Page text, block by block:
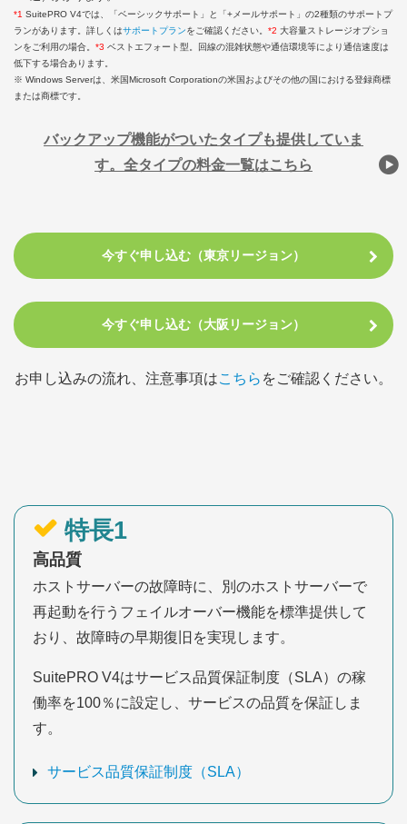
*1 SuitePRO V4では、「ベーシックサポート」と「+メールサポート」の2種類のサポートプ
ランがあります。詳しくはサポートプランをご確認ください。 *2 大容量ストレージオプショ
ンをご利用の場合。 *3 ベストエフォート型。回線の混雑状態や通信環境等により通信速度は
低下する場合あります。
※ Windows Serverは、米国Microsoft Corporationの米国およびその他の国における登録商標
または商標です。
バックアップ機能がついたタイプも提供していま
す。全タイプの料金一覧はこちら
今すぐ申し込む（東京リージョン）
今すぐ申し込む（大阪リージョン）
お申し込みの流れ、注意事項はこちら をご確認ください。
特長1
高品質
ホストサーバーの故障時に、別のホストサーバーで
再起動を行うフェイルオーバー機能を標準提供して
おり、故障時の早期復旧を実現します。
SuitePRO V4はサービス品質保証制度（SLA）の稼
働率を100％に設定し、サービスの品質を保証しま
す。
サービス品質保証制度（SLA）